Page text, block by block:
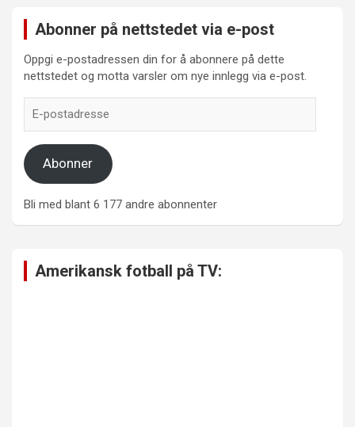
Abonner på nettstedet via e-post
Oppgi e-postadressen din for å abonnere på dette
nettstedet og motta varsler om nye innlegg via e-post.
postadresse
Abonner
Bli med blant 6 177 andre abonnenter
Amerikansk fotball på TV: